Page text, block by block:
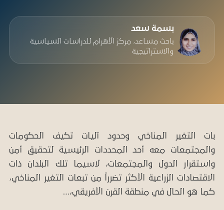
بسمة سعد
باحث مساعد، مركز الأهرام للدراسات السياسية
والاستراتيجية
بات التغير المناخي وحدود آليات تكيف الحكومات
والمجتمعات معه أحد المحددات الرئيسية لتحقيق أمن
واستقرار الدول والمجتمعات، لاسيما تلك البلدان ذات
الاقتصادات الزراعية الأكثر تضرراً من تبعات التغير المناخي،
كما هو الحال في منطقة القرن الأفريقي،…